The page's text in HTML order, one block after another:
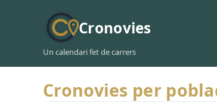
Cronovies
Un calendari fet de carrers
Cronovies per